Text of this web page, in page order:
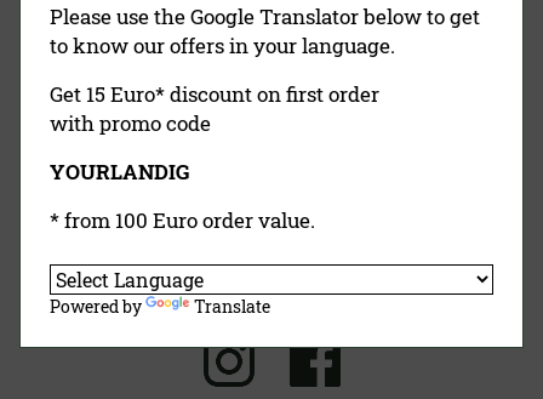
Jetzt Anmelden
Please use the Google Translator below to get
to know our offers in your language.
Get 15 Euro* discount on first order
with promo code
YOURLANDIG
* from 100 Euro order value.
Powered by Translate